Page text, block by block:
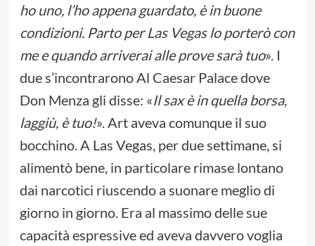
ho uno, l’ho appena guardato, è in buone
condizioni. Parto per Las Vegas lo porterò con
me e quando arriverai alle prove sarà tuo». I
due s’incontrarono Al Caesar Palace dove
Don Menza gli disse: «Il sax è in quella borsa,
laggiù, è tuo!». Art aveva comunque il suo
bocchino. A Las Vegas, per due settimane, si
alimentò bene, in particolare rimase lontano
dai narcotici riuscendo a suonare meglio di
giorno in giorno. Era al massimo delle sue
capacità espressive ed aveva davvero voglia